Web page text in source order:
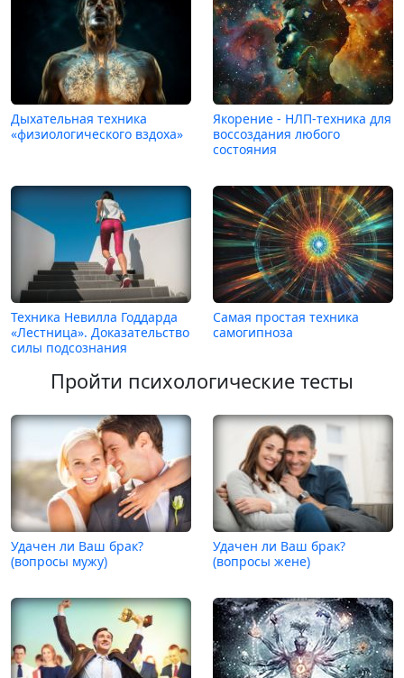
Дыхательная техника
«физиологического вздоха»
Якорение - НЛП-техника для
воссоздания любого
состояния
Техника Невилла Годдарда
«Лестница». Доказательство
силы подсознания
Самая простая техника
самогипноза
Пройти психологические тесты
Удачен ли Ваш брак?
(вопросы мужу)
Удачен ли Ваш брак?
(вопросы жене)